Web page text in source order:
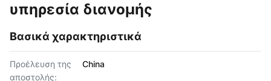
υπηρεσία διανομής
Βασικά χαρακτηριστικά
Προέλευση της
αποστολής:
China